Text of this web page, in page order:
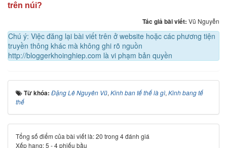
trên núi?
Tác giả bài viết: Vũ Nguyễn
Chú ý: Việc đăng lại bài viết trên ở website hoặc các phương tiện
truyền thông khác mà không ghi rõ nguồn
http://bloggerkhoinghiep.com là vi phạm bản quyền
Từ khóa: Đặng Lê Nguyên Vũ, Kinh ban tế thế là gì, Kinh bang tế
thế
Tổng số điểm của bài viết là: 20 trong 4 đánh giá
Xếp hạng:5 -4phiếu bầu